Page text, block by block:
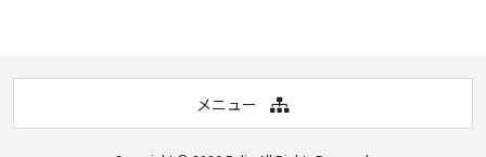
メニュー